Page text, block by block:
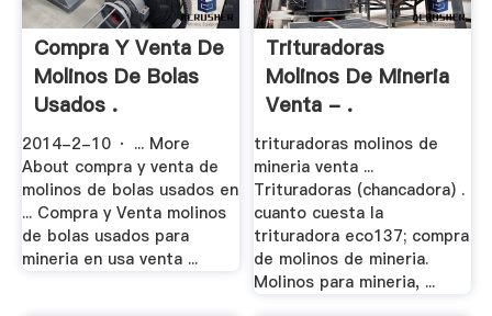
Compra Y Venta De
Molinos De Bolas
Usados .
2014-2-10 · ... More
About compra y venta de
molinos de bolas usados en
... Compra y Venta molinos
de bolas usados para
mineria en usa venta ...
Trituradoras
Molinos De Mineria
Venta - .
trituradoras molinos de
mineria venta ...
Trituradoras (chancadora) .
cuanto cuesta la
trituradora eco137; compra
de molinos de mineria.
Molinos para mineria, ...